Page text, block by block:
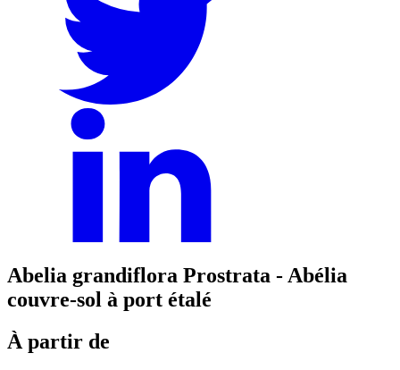
Abelia grandiflora Prostrata - Abélia
couvre-sol à port étalé
À partir de